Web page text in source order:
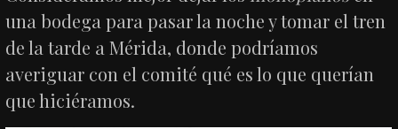
una bodega para pasar la noche y tomar el tren
de la tarde a Mérida, donde podríamos
averiguar con el comité qué es lo que querían
que hiciéramos.